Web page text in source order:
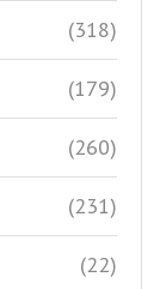
(318)
(179)
(260)
(231)
(22)